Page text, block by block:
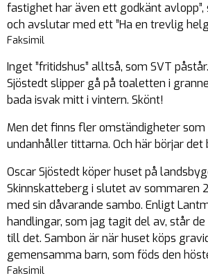
fastighet har även ett godkänt
och avslutar med ett ”Ha en trevlig
Faksimil
Inget ”fritidshus” alltså, som SVT
Sjöstedt slipper gå på toaletten i
bada isvak mitt i vintern. Skönt!
Men det finns fler omständigheter
undanhåller tittarna. Och här börjar det
Oscar Sjöstedt köper huset på
Skinnskatteberg i slutet av sommaren
med sin dåvarande sambo. Enligt
handlingar, som jag tagit del av, står
till det. Sambon är när huset köps
gemensamma barn, som föds den
Faksimil